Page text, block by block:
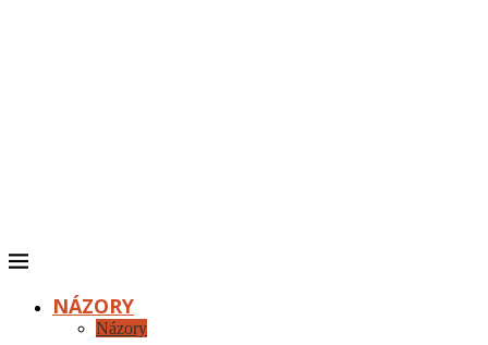
NÁZORY
Názory